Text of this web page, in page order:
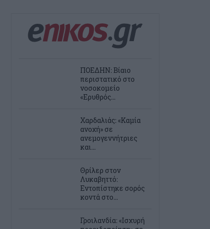
ΠΟΕΔΗΝ: Βίαιο
περιστατικό στο
νοσοκομείο
«Ερυθρός...
Χαρδαλιάς: «Καμία
ανοχή» σε
ανεμογεννήτριες
και...
Θρίλερ στον
Λυκαβηττό:
Εντοπίστηκε σορός
κοντά στο...
Γροιλανδία: «Ισχυρή